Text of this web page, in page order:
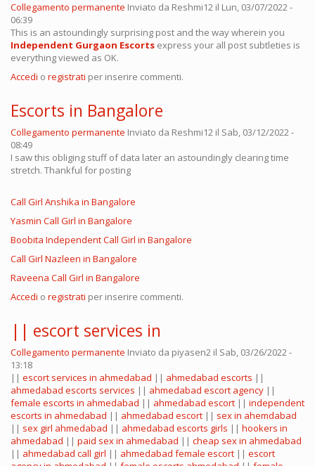
Collegamento permanente Inviato da Reshmi12 il Lun, 03/07/2022 -
06:39
This is an astoundingly surprising post and the way wherein you
Independent Gurgaon Escorts express your all post subtleties is
everything viewed as OK.
Accedi o registrati per inserire commenti.
Escorts in Bangalore
Collegamento permanente Inviato da Reshmi12 il Sab, 03/12/2022 -
08:49
I saw this obliging stuff of data later an astoundingly clearing time
stretch. Thankful for posting
Call Girl Anshika in Bangalore
Yasmin Call Girl in Bangalore
Boobita Independent Call Girl in Bangalore
Call Girl Nazleen in Bangalore
Raveena Call Girl in Bangalore
Accedi o registrati per inserire commenti.
|| escort services in
Collegamento permanente Inviato da piyasen2 il Sab, 03/26/2022 -
13:18
|| escort services in ahmedabad || ahmedabad escorts ||
ahmedabad escorts services || ahmedabad escort agency ||
female escorts in ahmedabad || ahmedabad escort || independent
escorts in ahmedabad || ahmedabad escort || sex in ahemdabad
|| sex girl ahmedabad || ahmedabad escorts girls || hookers in
ahmedabad || paid sex in ahmedabad || cheap sex in ahmedabad
|| ahmedabad call girl || ahmedabad female escort || escort